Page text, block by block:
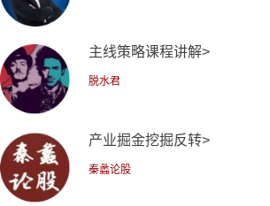
主线策略课程讲解>
脱水君
产业掘金挖掘反转>
秦蠡论股